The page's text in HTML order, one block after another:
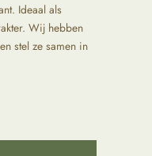
Ideaal als
Wij hebben
stel ze samen in